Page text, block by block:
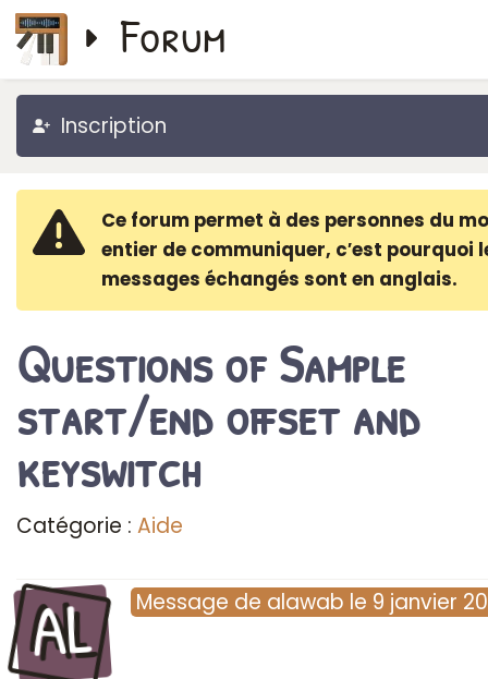
Forum
Inscription
Ce forum permet à des personnes du
entier de communiquer, c′est pourquoi
messages échangés sont en anglais.
Questions of Sample
start/end offset and
keyswitch
Catégorie : Aide
AL Message de alawab le 9 janvier